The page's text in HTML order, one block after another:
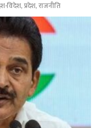
विदेश,प्रदेश,राजनीति